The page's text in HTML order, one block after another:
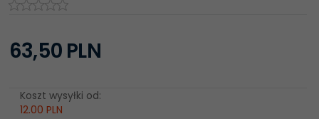
63,50 PLN
Koszt wysyłki od:
12.00 PLN